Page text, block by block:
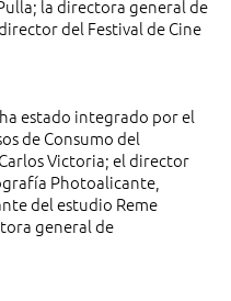
la directora general de
del Festival de Cine
estado integrado por el
de Consumo del
Victoria; el director
Photoalicante,
del estudio Reme
general de